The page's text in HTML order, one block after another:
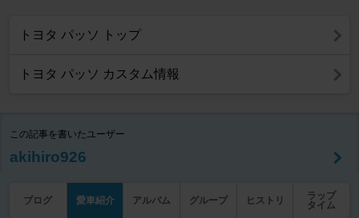
トヨタ パッソ トップ
トヨタ パッソ カスタム情報
この記事を書いたユーザー
akihiro926
ブログ 愛車紹介 アルバム グループ ヒストリ
ラップ
タイム